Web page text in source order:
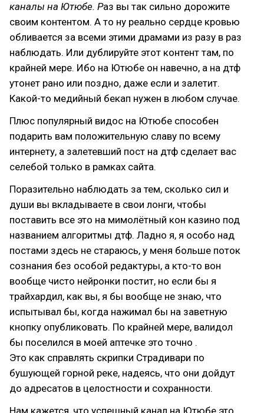
каналы на Ютюбе. Раз вы так сильно дорожите
своим контентом. А то ну реально сердце кровью
обливается за всеми этими драмами из разу в раз
наблюдать. Или дублируйте этот контент там, по
крайней мере. Ибо на Ютюбе он навечно, а на дтф
утонет рано или поздно, даже если и залетит.
Какой-то медийный бекап нужен в любом случае.
Плюс популярный видос на Ютюбе способен
подарить вам положительную славу по всему
интернету, а залетевший пост на дтф сделает вас
селебой только в рамках сайта.
Поразительно наблюдать за тем, сколько сил и
души вы вкладываете в свои лонги, чтобы
поставить все это на мимолётный кон казино под
названием алгоритмы дтф. Ладно я, я особо над
постами здесь не стараюсь, у меня больше поток
сознания без особой редактуры, а кто-то вон
вообще чисто нейронки постит, но если бы я
трайхардил, как вы, я бы вообще не знаю, что
испытывал бы, когда нажимал бы на заветную
кнопку опубликовать. По крайней мере, валидол
бы поселился в моей аптечке это точно .
Это как справлять скрипки Страдивари по
бушующей горной реке, надеясь, что они дойдут
до адресатов в целостности и сохранности.
Нам кажется, что успешный канал на Ютюбе это